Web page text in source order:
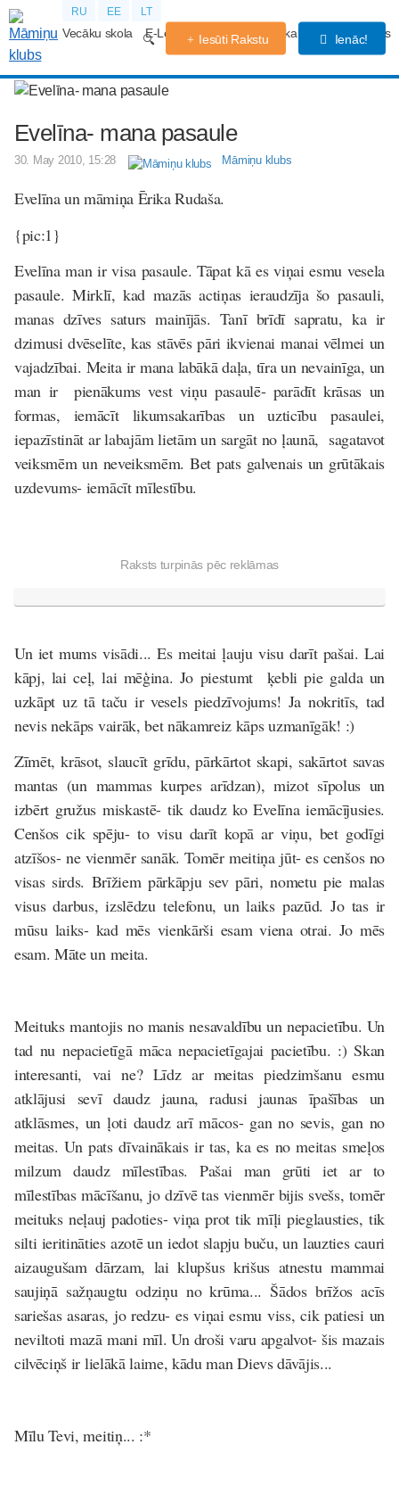
RU EE LT
Vecāku skola E-Lekcijas Grūtniecības kalendārs Forums
Iesūti Rakstu Ienāc!
Evelīna- mana pasaule
30. May 2010, 15:28 Māmiņu klubs
Evelīna un māmiņa Ērika Rudaša.
{pic:1}
Evelīna man ir visa pasaule. Tāpat kā es viņai esmu vesela
pasaule. Mirklī, kad mazās actiņas ieraudzīja šo pasauli,
manas dzīves saturs mainījās. Tanī brīdī sapratu, ka ir
dzimusi dvēselīte, kas stāvēs pāri ikvienai manai vēlmei un
vajadzībai. Meita ir mana labākā daļa, tīra un nevainīga, un
man ir pienākums vest viņu pasaulē- parādīt krāsas un
formas, iemācīt likumsakarības un uzticību pasaulei,
iepazīstināt ar labajām lietām un sargāt no ļaunā, sagatavot
veiksmēm un neveiksmēm. Bet pats galvenais un grūtākais
uzdevums- iemācīt mīlestību.
Raksts turpinās pēc reklāmas
Un iet mums visādi... Es meitai ļauju visu darīt pašai. Lai
kāpj, lai ceļ, lai mēģina. Jo piestumt ķebli pie galda un
uzkāpt uz tā taču ir vesels piedzīvojums! Ja nokritīs, tad
nevis nekāps vairāk, bet nākamreiz kāps uzmanīgāk! :)
Zīmēt, krāsot, slaucīt grīdu, pārkārtot skapi, sakārtot savas
mantas (un mammas kurpes arīdzan), mizot sīpolus un
izbērt gružus miskastē- tik daudz ko Evelīna iemācījusies.
Cenšos cik spēju- to visu darīt kopā ar viņu, bet godīgi
atzīšos- ne vienmēr sanāk. Tomēr meitiņa jūt- es cenšos no
visas sirds. Brīžiem pārkāpju sev pāri, nometu pie malas
visus darbus, izslēdzu telefonu, un laiks pazūd. Jo tas ir
mūsu laiks- kad mēs vienkārši esam viena otrai. Jo mēs
esam. Māte un meita.
Meituks mantojis no manis nesavaldību un nepacietību. Un
tad nu nepacietīgā māca nepacietīgajai pacietību. :) Skan
interesanti, vai ne? Līdz ar meitas piedzimšanu esmu
atklājusi sevī daudz jauna, radusi jaunas īpašības un
atklāsmes, un ļoti daudz arī mācos- gan no sevis, gan no
meitas. Un pats dīvainākais ir tas, ka es no meitas smeļos
milzum daudz mīlestības. Pašai man grūti iet ar to
mīlestības mācīšanu, jo dzīvē tas vienmēr bijis svešs, tomēr
meituks neļauj padoties- viņa prot tik mīļi pieglausties, tik
silti ieritināties azotē un iedot slapju buču, un lauzties cauri
aizaugušam dārzam, lai klupšus krišus atnestu mammai
saujiņā sažņaugtu odziņu no krūma... Šādos brīžos acīs
sariešas asaras, jo redzu- es viņai esmu viss, cik patiesi un
neviltoti mazā mani mīl. Un droši varu apgalvot- šis mazais
cilvēciņš ir lielākā laime, kādu man Dievs dāvājis...
Mīlu Tevi, meitiņ... :*